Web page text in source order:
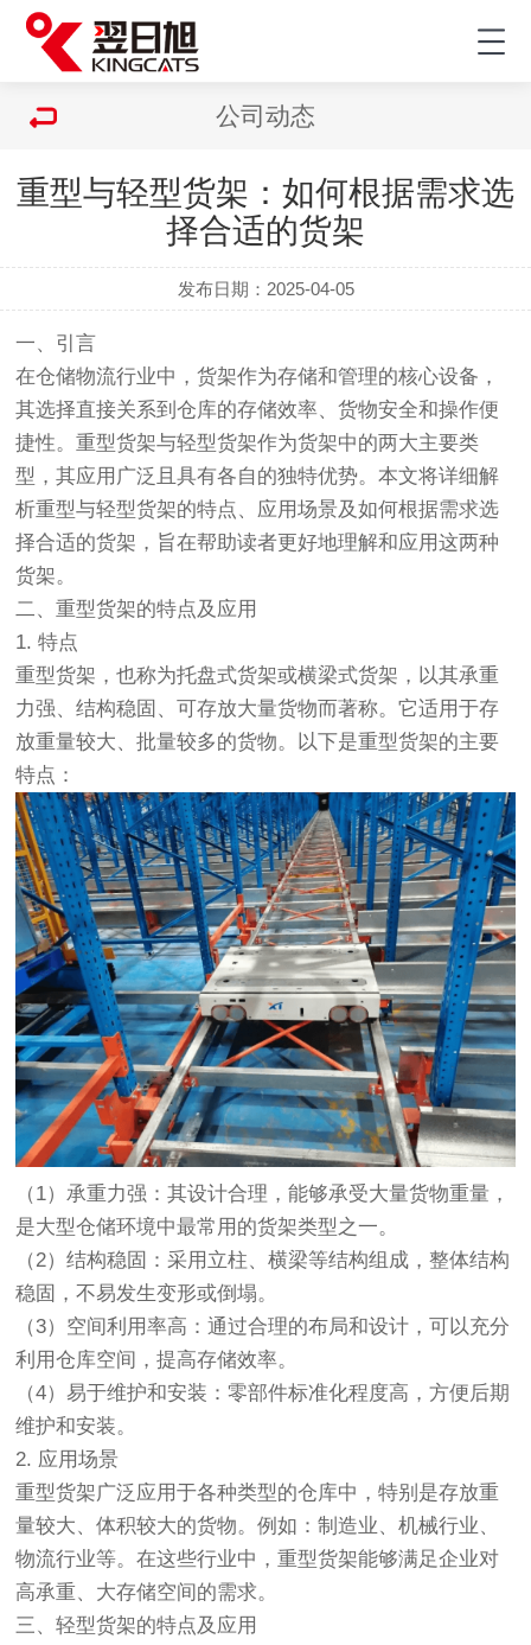
公司动态
重型与轻型货架：如何根据需求选
择合适的货架
发布日期：2025-04-05
一、引言
在仓储物流行业中，货架作为存储和管理的核心设备，
其选择直接关系到仓库的存储效率、货物安全和操作便
捷性。重型货架与轻型货架作为货架中的两大主要类
型，其应用广泛且具有各自的独特优势。本文将详细解
析重型与轻型货架的特点、应用场景及如何根据需求选
择合适的货架，旨在帮助读者更好地理解和应用这两种
货架。
二、重型货架的特点及应用
1. 特点
重型货架，也称为托盘式货架或横梁式货架，以其承重
力强、结构稳固、可存放大量货物而著称。它适用于存
放重量较大、批量较多的货物。以下是重型货架的主要
特点：
（1）承重力强：其设计合理，能够承受大量货物重量，
是大型仓储环境中最常用的货架类型之一。
（2）结构稳固：采用立柱、横梁等结构组成，整体结构
稳固，不易发生变形或倒塌。
（3）空间利用率高：通过合理的布局和设计，可以充分
利用仓库空间，提高存储效率。
（4）易于维护和安装：零部件标准化程度高，方便后期
维护和安装。
2. 应用场景
重型货架广泛应用于各种类型的仓库中，特别是存放重
量较大、体积较大的货物。例如：制造业、机械行业、
物流行业等。在这些行业中，重型货架能够满足企业对
高承重、大存储空间的需求。
三、轻型货架的特点及应用